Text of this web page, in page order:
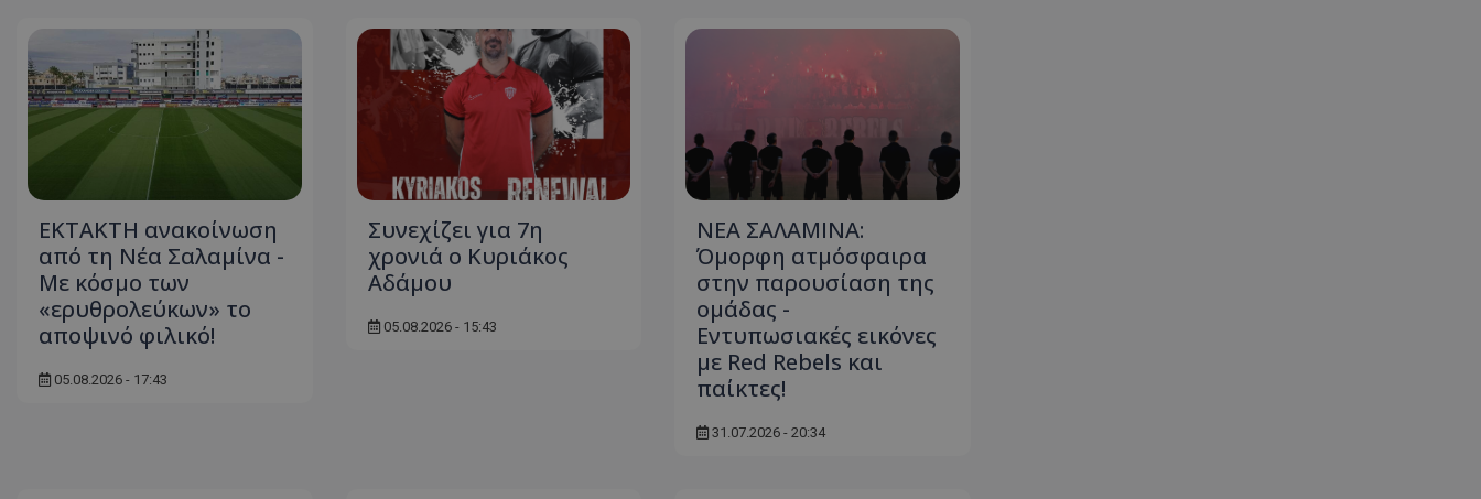
ΕΚΤΑΚΤΗ ανακοίνωση
από τη Νέα Σαλαμίνα -
Με κόσμο των
«ερυθρολεύκων» το
αποψινό φιλικό!
05.08.2026 - 17:43
Συνεχίζει για 7η
χρονιά ο Κυριάκος
Αδάμου
05.08.2026 - 15:43
ΝΕΑ ΣΑΛΑΜΙΝΑ:
Όμορφη ατμόσφαιρα
στην παρουσίαση της
ομάδας -
Εντυπωσιακές εικόνες
με Red Rebels και
παίκτες!
31.07.2026 - 20:34